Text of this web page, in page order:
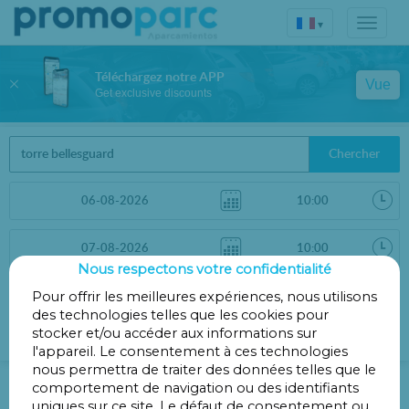
▾
Chercher
Trier par
Distance
Filtres
Parking Torre Bellesguard
Nous respectons votre confidentialité
Pour offrir les meilleures expériences, nous utilisons
des technologies telles que les cookies pour
stocker et/ou accéder aux informations sur
l'appareil. Le consentement à ces technologies
nous permettra de traiter des données telles que le
comportement de navigation ou des identifiants
Téléchargez notre APP
Get exclusive discounts
Vue